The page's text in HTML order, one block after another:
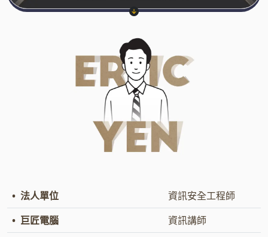
●
• 法人單位
資訊安全工程師
• 巨匠電腦
資訊講師